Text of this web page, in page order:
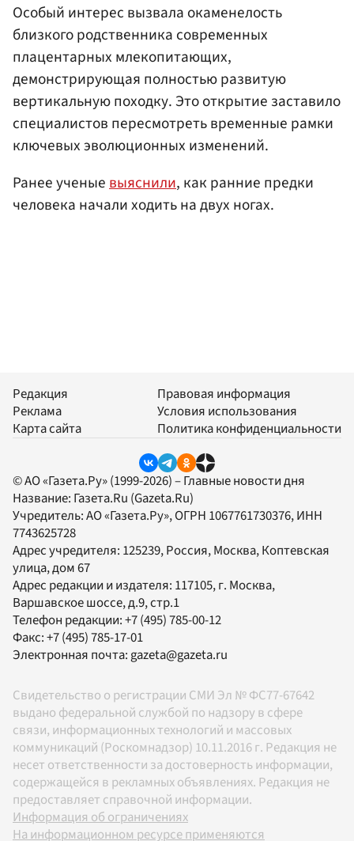
Особый интерес вызвала окаменелость
близкого родственника современных
плацентарных млекопитающих,
демонстрирующая полностью развитую
вертикальную походку. Это открытие заставило
специалистов пересмотреть временные рамки
ключевых эволюционных изменений.
Ранее ученыевыяснили, как ранние предки
человека начали ходить на двух ногах.
Редакция
Реклама
Карта сайта
Правовая информация
Условия использования
Политика конфиденциальности
© АО «Газета.Ру» (1999-2026) – Главные новости дня
Название: Газета.Ru (Gazeta.Ru)
Учредитель:АО «Газета.Ру», ОГРН 1067761730376, ИНН
7743625728
Адрес учредителя: 125239, Россия, Москва, Коптевская
улица, дом 67
Адрес редакции и издателя: 117105, г. Москва,
Варшавское шоссе, д.9, стр.1
Телефон редакции:+7 (495) 785-00-12
Факс:+7 (495) 785-17-01
Электронная почта:gazeta@gazeta.ru
Свидетельство о регистрации СМИ Эл № ФС77-67642
выдано федеральной службой по надзору в сфере
связи, информационных технологий и массовых
коммуникаций (Роскомнадзор) 10.11.2016 г. Редакция не
несет ответственности за достоверность информации,
содержащейся в рекламных объявлениях. Редакция не
предоставляет справочной информации.
Информация об ограничениях
На информационном ресурсе применяются